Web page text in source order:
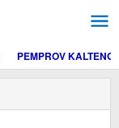
PEMPROV KALTENG